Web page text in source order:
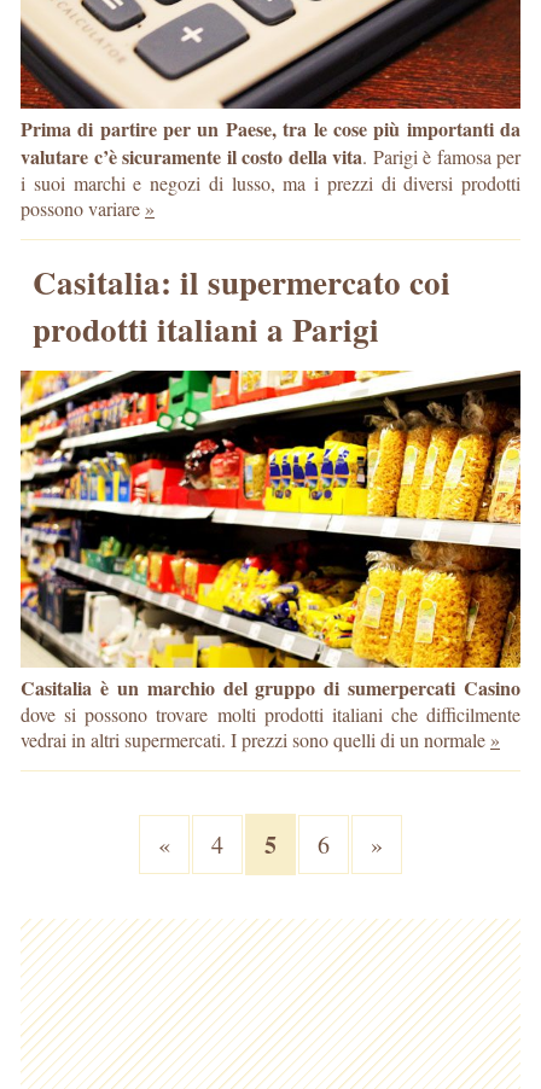
Prima di partire per un Paese, tra le cose più importanti da
valutare c’è sicuramente il costo della vita. Parigi è famosa per
i suoi marchi e negozi di lusso, ma i prezzi di diversi prodotti
possono variare »
Casitalia: il supermercato coi
prodotti italiani a Parigi
Casitalia è un marchio del gruppo di sumerpercati Casino
dove si possono trovare molti prodotti italiani che difficilmente
vedrai in altri supermercati. I prezzi sono quelli di un normale »
« 4 5 6 »